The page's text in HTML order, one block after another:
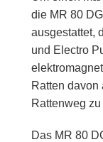
die MR 80
ausgestattet,
und Electro
Ratten
Rattenweg
Das MR 80